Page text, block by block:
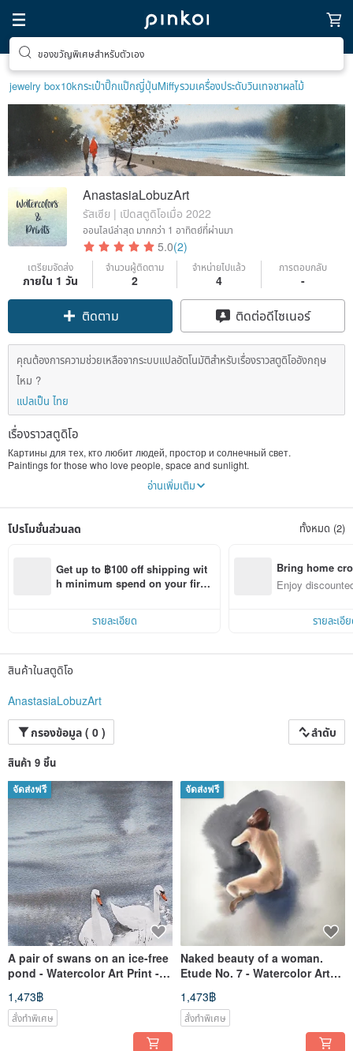
ของขวัญพิเศษสำหรับตัวเอง
jewelry box10kกระเป๋าปิ๊กแป๊กญี่ปุ่นMiffyรวมเครื่องประดับวินเทจชาผลไม้
AnastasiaLobuzArt
รัสเซีย | เปิดสตูดิโอเมื่อ 2022
ออนไลน์ล่าสุด มากกว่า 1 อาทิตย์ที่ผ่านมา
5.0(2)
เตรียมจัดส่ง
ภายใน 1 วัน
จำนวนผู้ติดตาม
2
จำหน่ายไปแล้ว
4
การตอบกลับ
-
ติดตาม ติดต่อดีไซเนอร์
คุณต้องการความช่วยเหลือจากระบบแปลอัตโนมัติสำหรับเรื่องราวสตูดิโออังกฤษ
ไหม ?
แปลเป็น ไทย
เรื่องราวสตูดิโอ
Картины для тех, кто любит людей, простор и солнечный свет.
Paintings for those who love people, space and sunlight.
人、空間、日光を愛する人のための絵画。
อ่านเพิ่มเติม
โปรโมชั่นส่วนลด ทั้งหมด (2)
Get up to ฿100 off shipping wit
h minimum spend on your first
รายละเอียด
Bring home
n with ease
Enjoy
รายละเอี
สินค้าในสตูดิโอ
AnastasiaLobuzArt
กรองข้อมูล ( 0 )
ลำดับ
สินค้า 9 ชิ้น
จัดส่งฟรี
A pair of swans on an ice-free
pond - Watercolor Art Print -
1,473฿
สั่งทำพิเศษ
จัดส่งฟรี
Naked beauty of a woman.
Etude No. 7 - Watercolor Art
1,473฿
สั่งทำพิเศษ